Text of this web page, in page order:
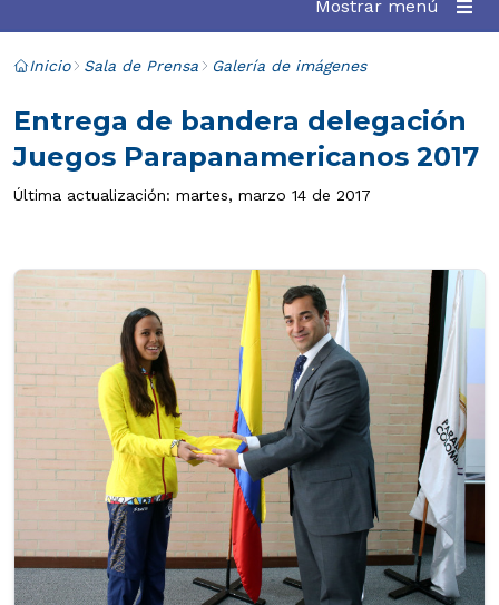
Mostrar menú
Inicio Sala de Prensa Galería de imágenes
Entrega de bandera delegación
Juegos Parapanamericanos 2017
Última actualización: martes, marzo 14 de 2017